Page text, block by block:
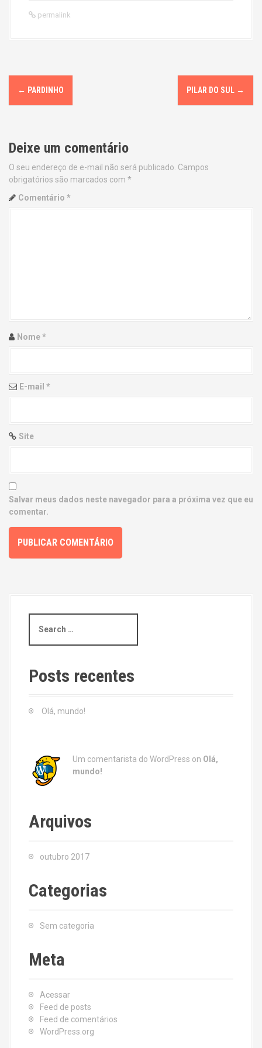
permalink
P
o
t
n
a
i
n
← PARDINHO PILAR DO SUL →
Deixe um comentário
O seu endereço de e-mail não será publicado. Campos
obrigatórios são marcados com *
Comentário *
Nome*
E-mail *
Site
Salvar meus dados neste navegador para a próxima vez que eu
comentar.
a
c
h
Posts recentes
Olá, mundo!
Um comentarista do WordPress on Olá,
mundo!
Arquivos
outubro 2017
Categorias
Sem categoria
Meta
Acessar
Feed de posts
Feed de comentários
WordPress.org